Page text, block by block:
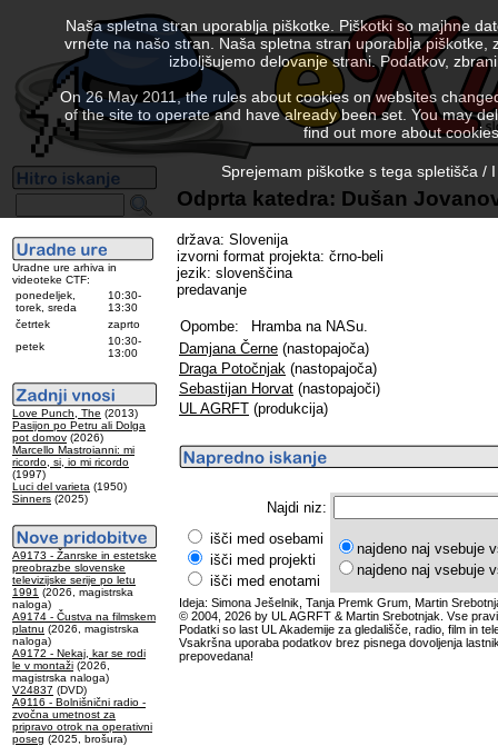
Uradne ure arhiva in
videoteke CTF:
ponedeljek,
torek, sreda
10:30-
13:30
četrtek
zaprto
petek
10:30-
13:00
Love Punch, The (2013)
Pasijon po Petru ali Dolga
pot domov (2026)
Marcello Mastroianni: mi
ricordo, si, io mi ricordo
(1997)
Luci del varieta (1950)
Sinners (2025)
A9173 - Žanrske in estetske
preobrazbe slovenske
televizijske serije po letu
1991 (2026, magistrska
naloga)
A9174 - Čustva na filmskem
platnu (2026, magistrska
naloga)
A9172 - Nekaj, kar se rodi
le v montaži (2026,
magistrska naloga)
V24837 (DVD)
A9116 - Bolnišnični radio -
zvočna umetnost za
pripravo otrok na operativni
poseg (2025, brošura)
Odprta katedra: Dušan
država: Slovenija
izvorni format projekta: črno-beli
jezik: slovenščina
predavanje
Opombe:
Hramba na NASu.
Damjana Černe (nastopajoča)
Draga Potočnjak (nastopajoča)
Sebastijan Horvat (nastopajoči)
UL AGRFT (produkcija)
Najdi niz:
išči med osebami
išči med projekti
išči med enotami
najdeno naj vsebuje
najdeno naj vsebuje
Ideja: Simona Ješelnik, Tanja Premk Grum, Martin
© 2004, 2026 by UL AGRFT & Martin Srebotnjak. Vse
Podatki so last UL Akademije za gledališče, radio, film in
Vsakršna uporaba podatkov brez pisnega dovoljenja
prepovedana!
Naša spletna stran uporablja piškotke. Piškotki so majhne
vrnete na našo stran. Naša spletna stran uporablja
izboljšujemo delovanje strani. Podatkov,
On 26 May 2011, the rules about cookies on websites
of the site to operate and have already been set. You may
find out more about
Sprejemam piškotke s tega spletišča /